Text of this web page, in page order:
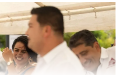
que se busca es recuperar
esa unión entre vecinos.
primer evento, habrá un
a definir y anunciaremos a
de Bienestar”.